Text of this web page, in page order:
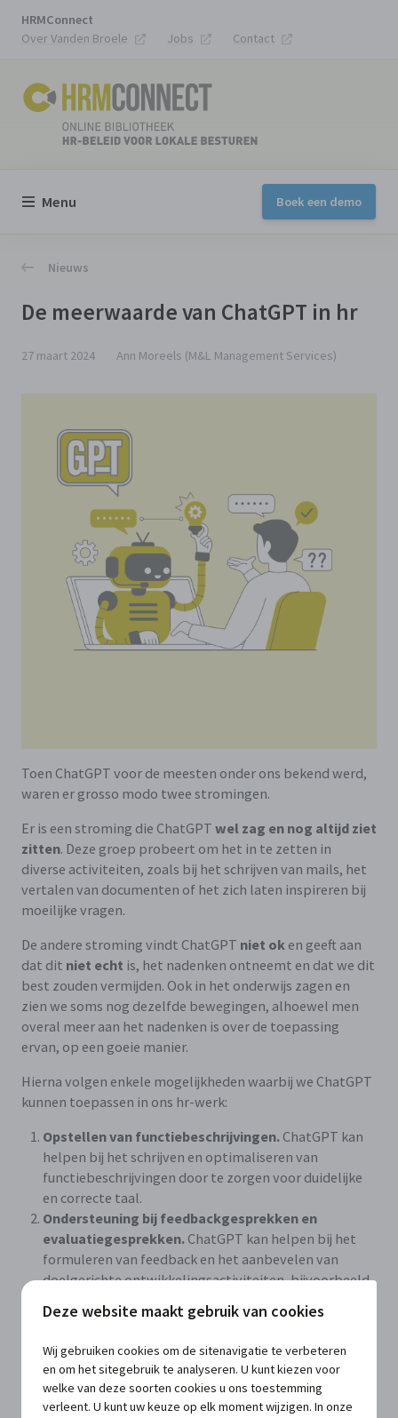
Deze website maakt gebruik van cookies
Wij gebruiken cookies om de sitenavigatie te verbeteren
en om het sitegebruik te analyseren. U kunt kiezen voor
welke van deze soorten cookies u ons toestemming
verleent. U kunt uw keuze op elk moment wijzigen. In onze
HRMConnect
Over Vanden Broele
Jobs Contact
Menu Boek een demo
Nieuws
De meerwaarde van ChatGPT in hr
27 maart 2024 Ann Moreels (M&L Management Services)
Toen ChatGPT voor de meesten onder ons bekend werd,
waren er grosso modo twee stromingen.
Er is een stroming die ChatGPT wel zag en nog altijd ziet
zitten. Deze groep probeert om het in te zetten in
diverse activiteiten, zoals bij het schrijven van mails, het
vertalen van documenten of het zich laten inspireren bij
moeilijke vragen.
De andere stroming vindt ChatGPT niet ok en geeft aan
dat dit niet echt is, het nadenken ontneemt en dat we dit
best zouden vermijden. Ook in het onderwijs zagen en
zien we soms nog dezelfde bewegingen, alhoewel men
overal meer aan het nadenken is over de toepassing
ervan, op een goeie manier.
Hierna volgen enkele mogelijkheden waarbij we ChatGPT
kunnen toepassen in ons hr-werk:
Opstellen van functiebeschrijvingen. ChatGPT kan
helpen bij het schrijven en optimaliseren van
functiebeschrijvingen door te zorgen voor duidelijke
en correcte taal.
Ondersteuning bij feedbackgesprekken en
evaluatiegesprekken. ChatGPT kan helpen bij het
formuleren van feedback en het aanbevelen van
doelgerichte ontwikkelingsactiviteiten, bijvoorbeeld
Onthaal van nieuwe medewerkers. Via ChatGPT kan
kunnen ideeën opgedaan worden voor een sterk
onthaalproces van nieuwelingen.
Interne communicatie.Verbeter de interne